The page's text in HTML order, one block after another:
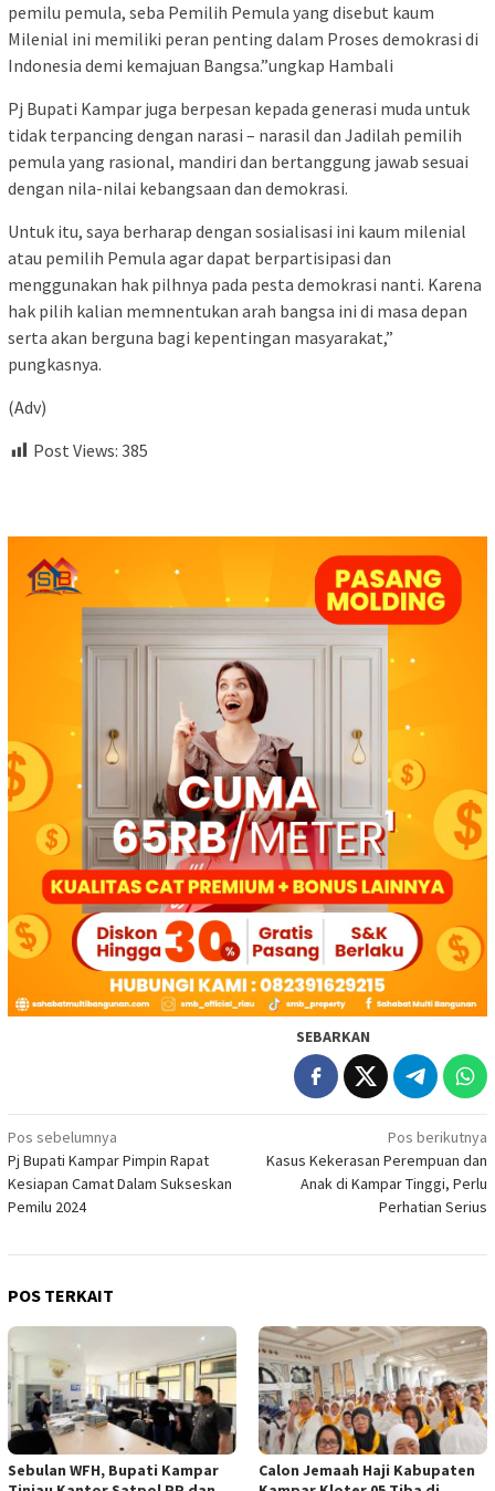
pemilu pemula, seba Pemilih Pemula yang disebut kaum
Milenial ini memiliki peran penting dalam Proses demokrasi di
Indonesia demi kemajuan Bangsa.”ungkap Hambali
Pj Bupati Kampar juga berpesan kepada generasi muda untuk
tidak terpancing dengan narasi – narasil dan Jadilah pemilih
pemula yang rasional, mandiri dan bertanggung jawab sesuai
dengan nila-nilai kebangsaan dan demokrasi.
Untuk itu, saya berharap dengan sosialisasi ini kaum milenial
atau pemilih Pemula agar dapat berpartisipasi dan
menggunakan hak pilhnya pada pesta demokrasi nanti. Karena
hak pilih kalian memnentukan arah bangsa ini di masa depan
serta akan berguna bagi kepentingan masyarakat,”
pungkasnya.
(Adv)
Post Views: 385
SEBARKAN
Navigasi
pos
Pos sebelumnya
Pj Bupati Kampar Pimpin Rapat
Kesiapan Camat Dalam Sukseskan
Pemilu 2024
Pos berikutnya
Kasus Kekerasan Perempuan dan
Anak di Kampar Tinggi, Perlu
Perhatian Serius
POS TERKAIT
Sebulan WFH, Bupati Kampar
Calon Jemaah Haji Kabupaten